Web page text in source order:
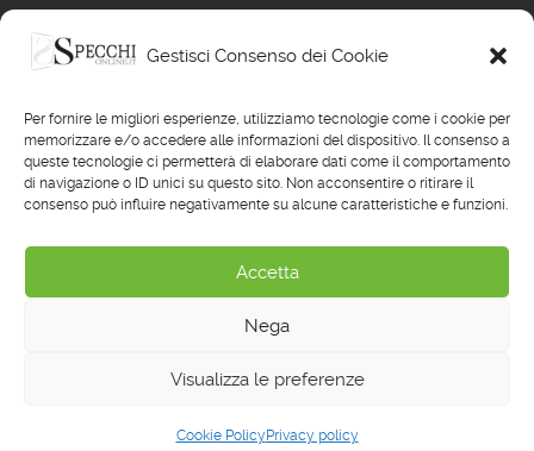
Gestisci Consenso dei Cookie
Per fornire le migliori esperienze, utilizziamo tecnologie come i cookie per
memorizzare e/o accedere alle informazioni del dispositivo. Il consenso a
queste tecnologie ci permetterà di elaborare dati come il comportamento
di navigazione o ID unici su questo sito. Non acconsentire o ritirare il
consenso può influire negativamente su alcune caratteristiche e funzioni.
Accetta
Nega
Visualizza le preferenze
Cookie Policy Privacy policy
LINK UTILI
Termini e condizioni di vendita
Privacy policy
Cookie policy
Reimposta preferenze cookie
Franchin
 